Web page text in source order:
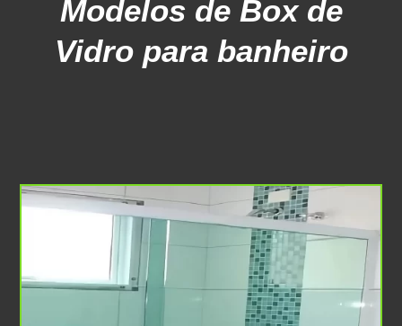
Modelosde Box de
Vidro para banheiro